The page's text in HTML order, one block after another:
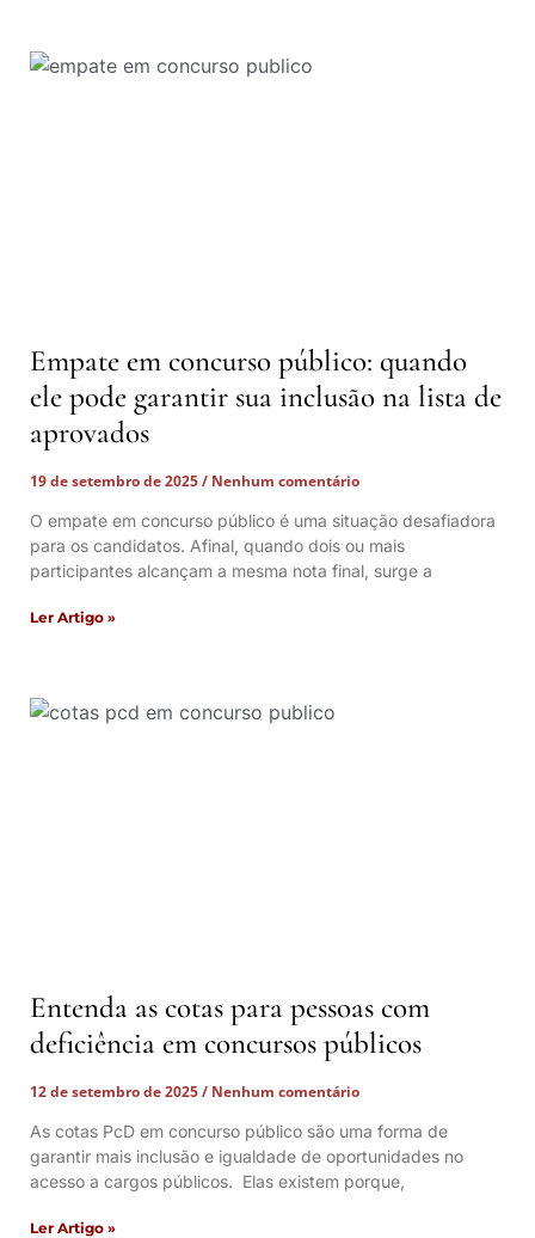
Empate em concurso público: quando
ele pode garantir sua inclusão na lista de
aprovados
19 de setembro de 2025
Nenhum comentário
O empate em concurso público é uma situação desafiadora
para os candidatos. Afinal, quando dois ou mais
participantes alcançam a mesma nota final, surge a
Ler Artigo »
Entenda as cotas para pessoas com
deficiência em concursos públicos
12 de setembro de 2025
Nenhum comentário
As cotas PcD em concurso público são uma forma de
garantir mais inclusão e igualdade de oportunidades no
acesso a cargos públicos. Elas existem porque,
Ler Artigo »